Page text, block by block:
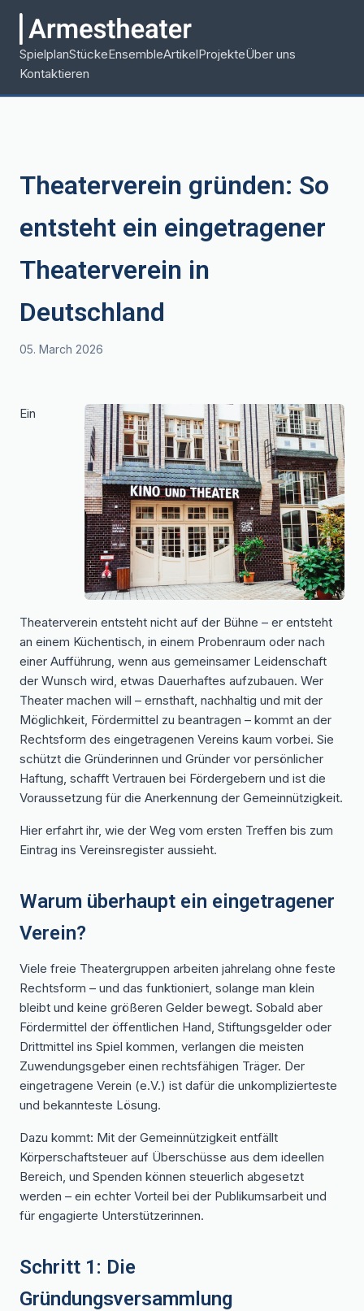
SpielplanStückeEnsembleArtikelProjekteÜber uns
Kontaktieren
Theaterverein gründen: So
entsteht ein eingetragener
Theaterverein in
Deutschland
05. March 2026
Ein
Theaterverein entsteht nicht auf der Bühne – er entsteht
an einem Küchentisch, in einem Probenraum oder nach
einer Aufführung, wenn aus gemeinsamer Leidenschaft
der Wunsch wird, etwas Dauerhaftes aufzubauen. Wer
Theater machen will – ernsthaft, nachhaltig und mit der
Möglichkeit, Fördermittel zu beantragen – kommt an der
Rechtsform des eingetragenen Vereins kaum vorbei. Sie
schützt die Gründerinnen und Gründer vor persönlicher
Haftung, schafft Vertrauen bei Fördergebern und ist die
Voraussetzung für die Anerkennung der Gemeinnützigkeit.
Hier erfahrt ihr, wie der Weg vom ersten Treffen bis zum
Eintrag ins Vereinsregister aussieht.
Warum überhaupt ein eingetragener
Verein?
Viele freie Theatergruppen arbeiten jahrelang ohne feste
Rechtsform – und das funktioniert, solange man klein
bleibt und keine größeren Gelder bewegt. Sobald aber
Fördermittel der öffentlichen Hand, Stiftungsgelder oder
Drittmittel ins Spiel kommen, verlangen die meisten
Zuwendungsgeber einen rechtsfähigen Träger. Der
eingetragene Verein (e.V.) ist dafür die unkomplizierteste
und bekannteste Lösung.
Dazu kommt: Mit der Gemeinnützigkeit entfällt
Körperschaftsteuer auf Überschüsse aus dem ideellen
Bereich, und Spenden können steuerlich abgesetzt
werden – ein echter Vorteil bei der Publikumsarbeit und
für engagierte Unterstützerinnen.
Schritt 1: Die
Gründungsversammlung